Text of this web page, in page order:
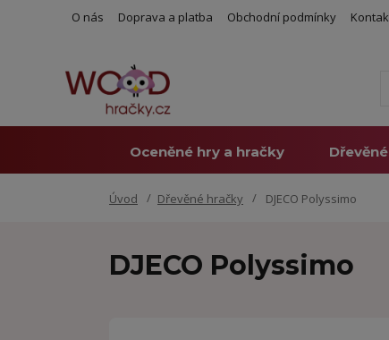
O nás Doprava a platba Obchodní podmínky
Oceněné hry a hračky
Úvod Dřevěné hračky DJECO Polyssimo
DJECO Polyssimo